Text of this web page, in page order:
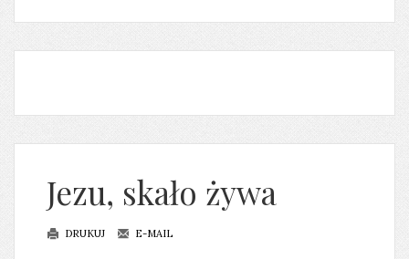
Jezu, skało żywa
DRUKUJ E-MAIL